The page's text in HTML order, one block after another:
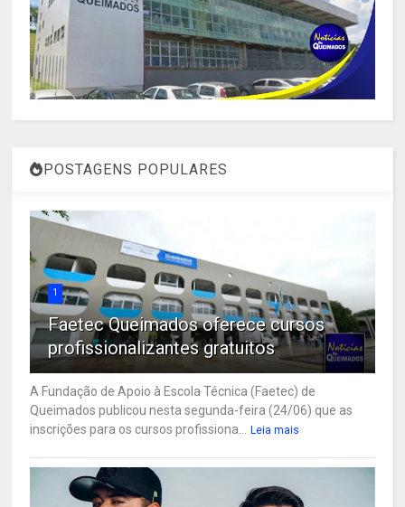
POSTAGENS POPULARES
1
Faetec Queimados oferece cursos
profissionalizantes gratuitos
A Fundação de Apoio à Escola Técnica (Faetec) de
Queimados publicou nesta segunda-feira (24/06) que as
inscrições para os cursos profissiona...
Leia mais